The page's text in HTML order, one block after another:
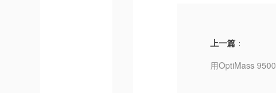
上一篇 ：
用OptiMass